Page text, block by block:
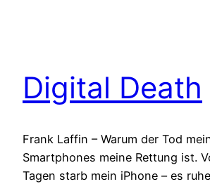
Digital Death
Frank Laffin – Warum der Tod
Smartphones meine Rettung ist.
Tagen starb mein iPhone – es